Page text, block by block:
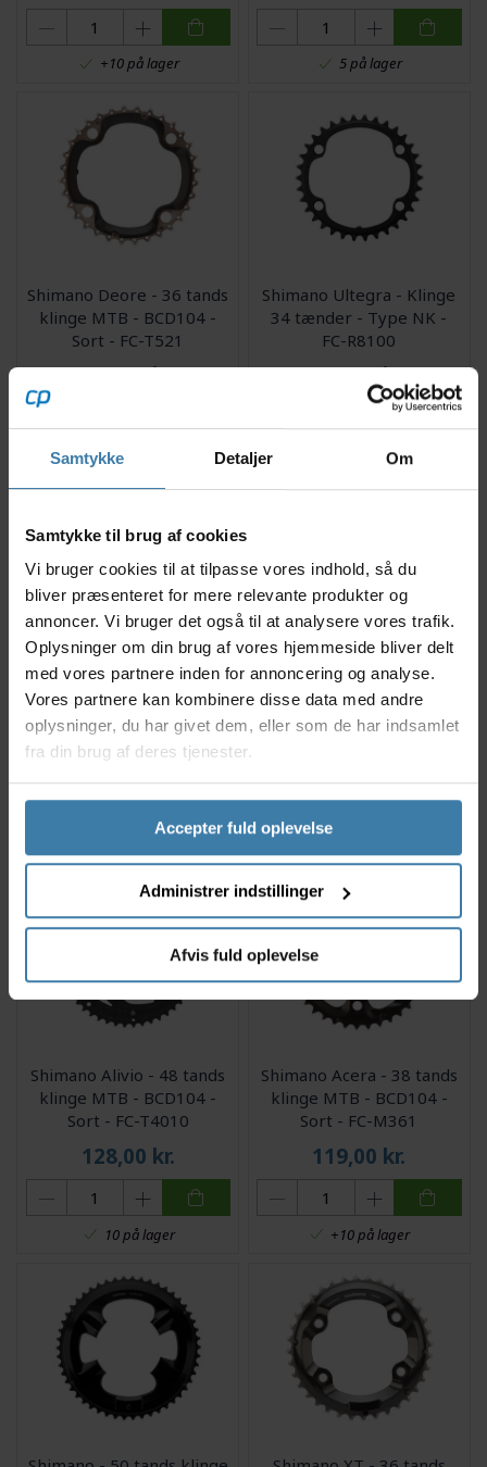
Samtykke Detaljer Om
Samtykke til brug af cookies
Vi bruger cookies til at tilpasse vores indhold, så du
bliver præsenteret for mere relevante produkter og
annoncer. Vi bruger det også til at analysere vores trafik.
Oplysninger om din brug af vores hjemmeside bliver delt
med vores partnere inden for annoncering og analyse.
Vores partnere kan kombinere disse data med andre
oplysninger, du har givet dem, eller som de har indsamlet
fra din brug af deres tjenester.
Accepter fuld oplevelse
Administrer indstillinger
Afvis fuld oplevelse
+10 på lager 5 på lager
Shimano Deore - 36 tands
klinge MTB - BCD104 -
Sort - FC-T521
127,00kr.
1 på lager
Shimano Ultegra - Klinge
34 tænder - Type NK -
FC-R8100
139,00kr.
4 på lager
Shimano Alfine - 45 tands
klinge - BCD130 - Sort -
FC-S501
259,00kr.
Shimano - 36 tands klinge
Road - BCD110 - Sort - FC-
RS500
Shimano Alivio - 48 tands
klinge MTB - BCD104 -
Sort - FC-T4010
128,00 kr.
10 på lager
Shimano Acera - 38 tands
klinge MTB - BCD104 -
Sort - FC-M361
119,00 kr.
+10 på lager